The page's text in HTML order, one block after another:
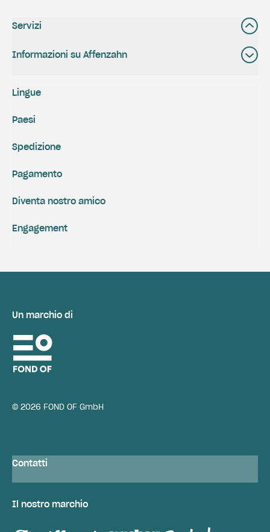
Servizi
Informazioni su Affenzahn
Spedizione
Pagamento
Engagement
Diventa nostro amico
Lingue
Paesi
Un marchio di
© 2026 FOND OF GmbH
Contatti
Il nostro marchio